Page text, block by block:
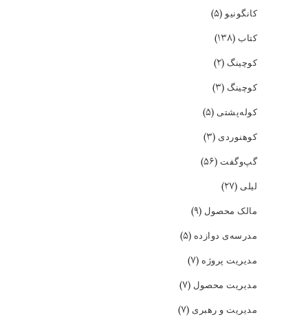
کانگونیو(۵)
کتاب (۱۳۸)
کوچینگ (۲)
کوچینگ (۳)
کوله‌پشتی (۵)
کوهنوردی (۳)
گپ‌و‌گفت (۵۶)
لیلی (۲۷)
مالک محصول (۹)
مدرسه‌ی دوازده (۵)
مدیریت پروژه (۷)
مدیریت محصول (۷)
مدیریت و رهبری (۷)